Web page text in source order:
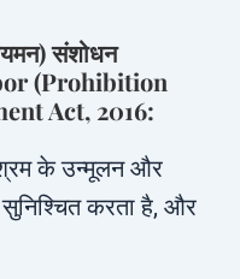
संशोधन
(Prohibition
Act, 2016:
के उन्मूलन और
करता है, और